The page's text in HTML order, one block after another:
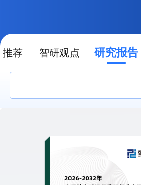
推荐 智研观点 研究报告